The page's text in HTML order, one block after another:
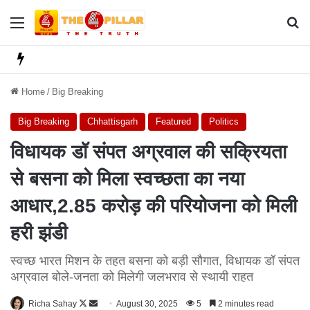
Menu
Home / Big Breaking
Big Breaking Chhattisgarh Featured Politics
विधायक डॉ संपत अग्रवाल की सक्रियता
से बसना को मिला स्वच्छता का नया
आधार,2.85 करोड़ की परियोजना को मिली
हरी झंडी
स्वच्छ भारत मिशन के तहत बसना को बड़ी सौगात, विधायक डॉ संपत
अग्रवाल बोले-जनता को मिलेगी जलभराव से स्थायी राहत
Richa Sahay
F
August 30, 2025 5 2 minutes read